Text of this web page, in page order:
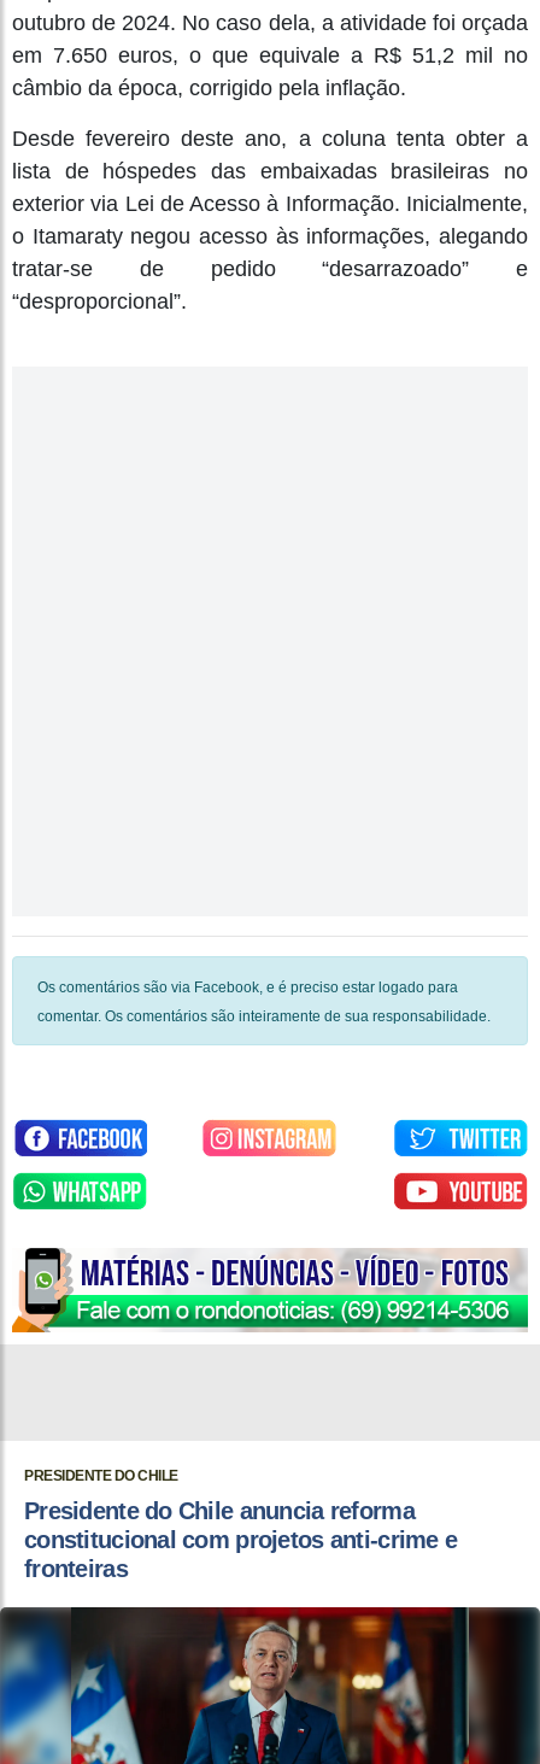
outubro de 2024. No caso dela, a atividade foi orçada
em 7.650 euros, o que equivale a R$ 51,2 mil no
câmbio da época, corrigido pela inflação.
Desde fevereiro deste ano, a coluna tenta obter a
lista de hóspedes das embaixadas brasileiras no
exterior via Lei de Acesso à Informação. Inicialmente,
o Itamaraty negou acesso às informações, alegando
tratar-se de pedido “desarrazoado” e
“desproporcional”.
Os comentários são via Facebook, e é preciso estar logado para
comentar. Os comentários são inteiramente de sua responsabilidade.
PRESIDENTE DO CHILE
Presidente do Chile anuncia reforma
constitucional com projetos anti-crime e
fronteiras